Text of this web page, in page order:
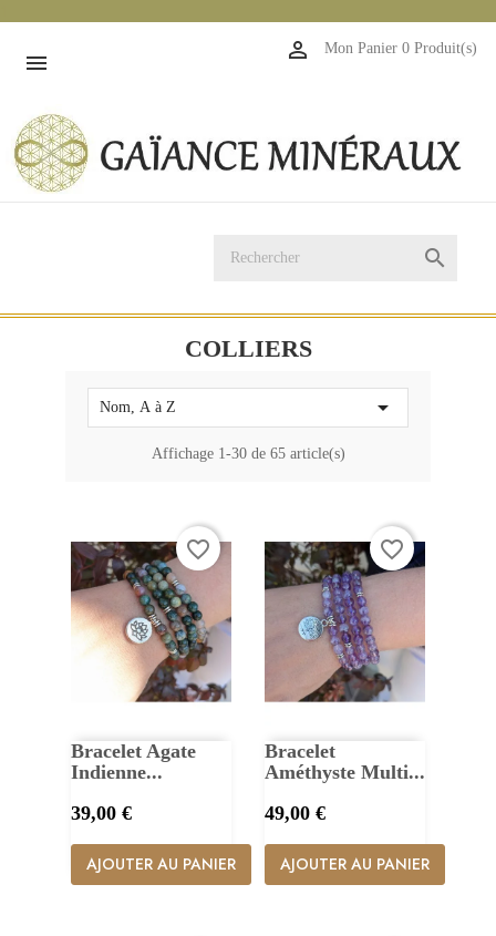

Mon Panier 0 Produit(s)


COLLIERS
Nom, A à Z 
Affichage 1-30 de 65 article(s)
Bracelet Agate
Indienne...
Prix
39,00 €
AJOUTER AU PANIER
favorite_border
Bracelet
Améthyste Multi...
Prix
49,00 €
AJOUTER AU PANIER
favorite_border